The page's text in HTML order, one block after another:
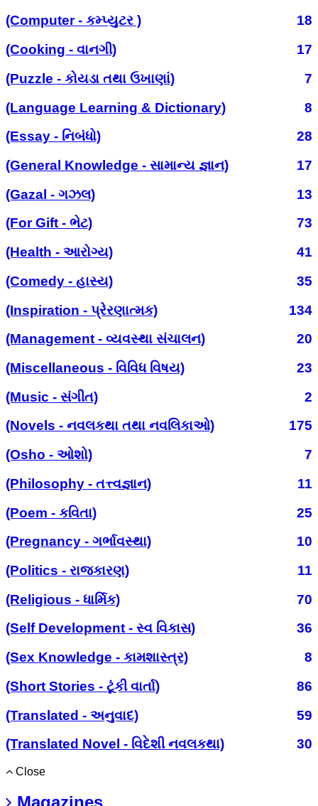
(Computer - કમ્પ્યુટર )
18
(Cooking - વાનગી)
17
(Puzzle - કોયડા તથા ઉખાણાં)
7
(Language Learning & Dictionary)
8
(Essay - નિબંધો)
28
(General Knowledge - સામાન્ય જ્ઞાન)
17
(Gazal - ગઝલ)
13
(For Gift - ભેટ)
73
(Health - આરોગ્ય)
41
(Comedy - હાસ્ય)
35
(Inspiration - પ્રેરણાત્મક)
134
(Management - વ્યવસ્થા સંચાલન)
20
(Miscellaneous - વિવિધ વિષય)
23
(Music - સંગીત)
2
(Novels - નવલકથા તથા નવલિકાઓ)
175
(Osho - ઓશો)
7
(Philosophy - તત્ત્વજ્ઞાન)
11
(Poem - કવિતા)
25
(Pregnancy - ગર્ભાવસ્થા)
10
(Politics - રાજકારણ)
11
(Religious - ધાર્મિક)
70
(Self Development - સ્વ વિકાસ)
36
(Sex Knowledge - કામશાસ્ત્ર)
8
(Short Stories - ટૂંકી વાર્તા)
86
(Translated - અનુવાદ)
59
(Translated Novel - વિદેશી નવલકથા)
30
Close
Magazines